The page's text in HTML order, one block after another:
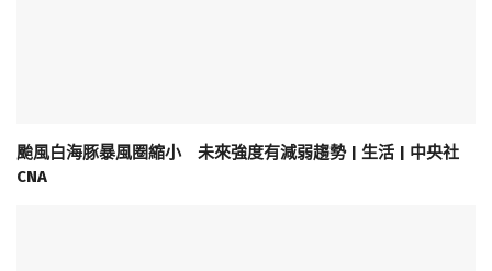
颱風白海豚暴風圈縮小 未來強度有減弱趨勢 | 生活 | 中央社
CNA